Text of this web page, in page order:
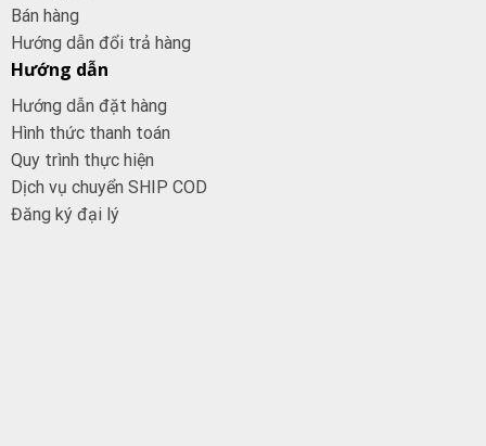
Bán hàng
Hướng dẫn đổi trả hàng
Hướng dẫn
Hướng dẫn đặt hàng
Hình thức thanh toán
Quy trình thực hiện
Dịch vụ chuyển SHIP COD
Đăng ký đại lý